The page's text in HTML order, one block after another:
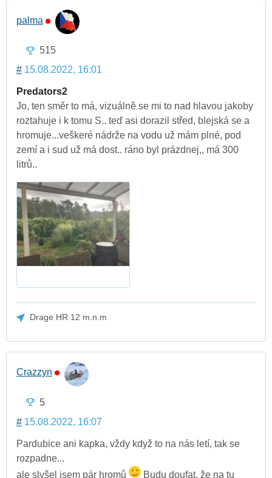
palma
515
# 15.08.2022, 16:01
Predators2
Jo, ten směr to má, vizuálně se mi to nad hlavou jakoby
roztahuje i k tomu S.. teď asi dorazil střed, blejská se a
hromuje...veškeré nádrže na vodu už mám plné, pod
zemí a i sud už má dost.. ráno byl prázdnej,, má 300
litrů..
Drage HR 12 m.n.m
Crazzyn
5
# 15.08.2022, 16:07
Pardubice ani kapka, vždy když to na nás letí, tak se
rozpadne...
ale slyšel jsem pár hromů
Budu doufat, že na tu